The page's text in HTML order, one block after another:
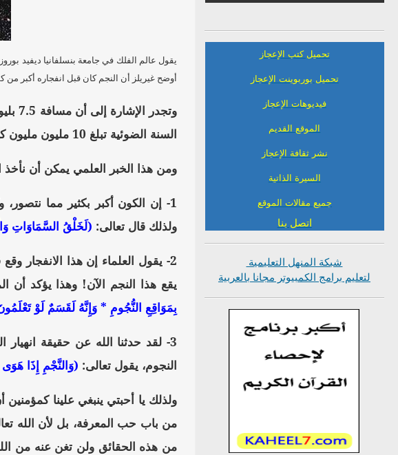
يقول عالم الفلك في جامعة بنسلفانيا ديفيد
أوضح غيريلز أن النجم كان قبل انفجاره أكبر
السنة الضوئية تبلغ 10 مليون مليون كيلو متر تقريباً.
ومن هذا الخبر العلمي يمكن أن نأخذ
1- إن الكون أكبر بكثير مما
ولذلك قال تعالى: (لَخَلْقُ السَّمَاوَاتِ
2- يقول العلماء إن هذا الانفجار
يقع هذا النجم الآن! وهذا يؤكد أن
بِمَوَاقِعِ النُّجُومِ * وَإِنَّهُ لَقَسَمٌ لَوْ
3- لقد حدثنا الله عن حقيقة
النجوم، يقول تعالى: (وَالنَّجْمِ إِذَا
ولذلك يا أحبتي ينبغي علينا
من باب حب المعرفة، بل لأن الله
من هذه الحقائق ولن تغن عنه من
تحميل كتب الإعجاز
تحميل بوربوينت الإعجاز
فيديوهات الإعجاز
الموقع القديم
نشر ثقافة الإعجاز
السيرة الذاتية
جميع مقالات الموقع
اتصل بنا
شبكة المنهل التعليمية
لتعليم برامج الكمبيوتر مجانا بالعربية